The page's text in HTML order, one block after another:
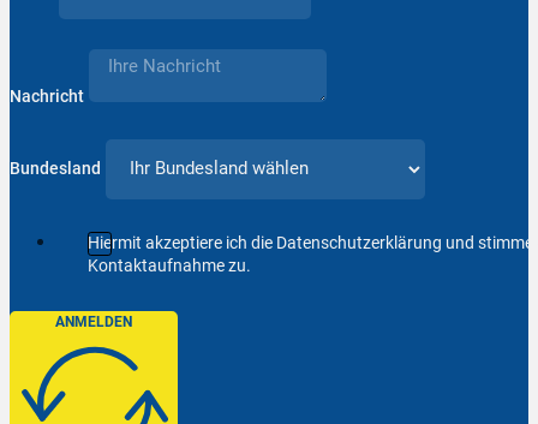
Nachricht
Bundesland
Hiermit akzeptiere ich die Datenschutzerklärung und
Kontaktaufnahme zu.
ANMELDEN